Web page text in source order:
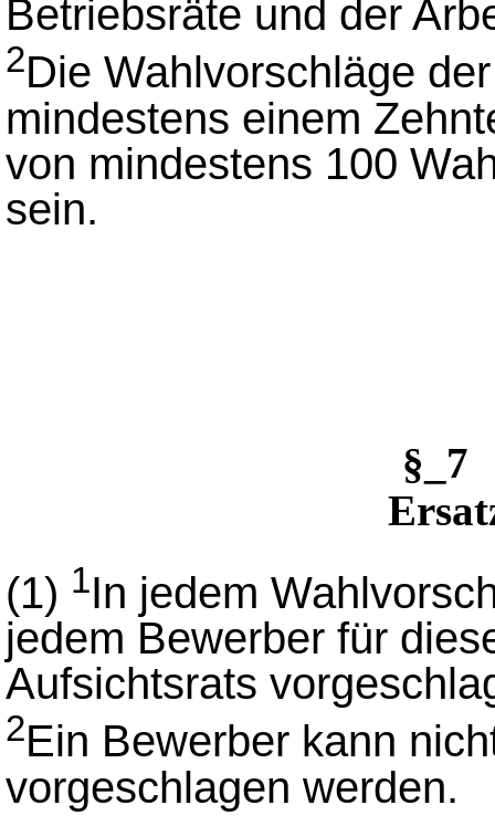
Betriebsräte und der
2Die Wahlvorschläge
mindestens einem
von mindestens 100
sein.
§_7
(1) 1In jedem
jedem Bewerber für
Aufsichtsrats
2Ein Bewerber kann
vorgeschlagen werden.